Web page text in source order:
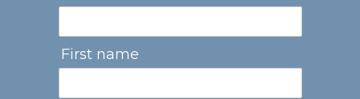
First name